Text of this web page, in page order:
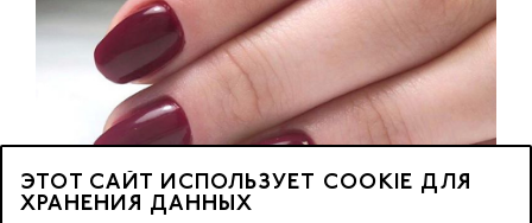
ЭТОТ САЙТ ИСПОЛЬЗУЕТ COOKIE ДЛЯ
ХРАНЕНИЯ ДАННЫХ